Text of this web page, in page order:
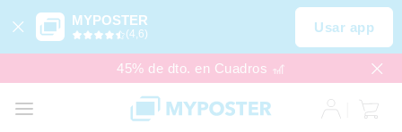
MYPOSTER
(4,6) Usar app
45% de dto. en Cuadros 🎢